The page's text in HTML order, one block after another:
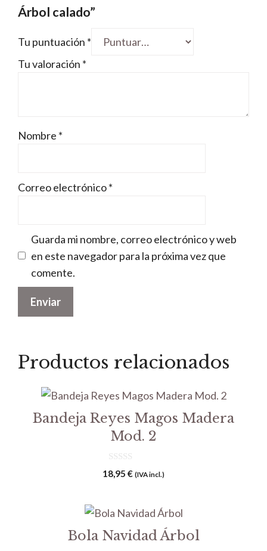
Árbol calado”
Tu puntuación *
Tu valoración *
Nombre *
Correo electrónico*
Guarda mi nombre, correo electrónico y web
en este navegador para la próxima vez que
comente.
Productos relacionados
Bandeja Reyes Magos Madera
Mod. 2
0
d
18,95 € (IVA incl.)
Bola Navidad Árbol